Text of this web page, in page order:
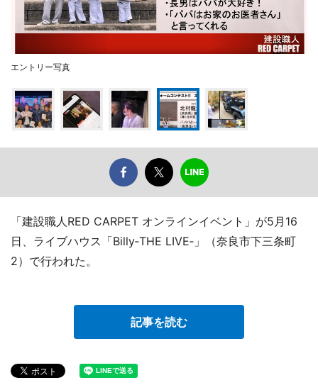
エントリー写真
「建設職人RED CARPET オンラインイベント」が5月16
日、ライブハウス「Billy‐THE LIVE‐」（奈良市下三条町
2）で行われた。
記事を読む